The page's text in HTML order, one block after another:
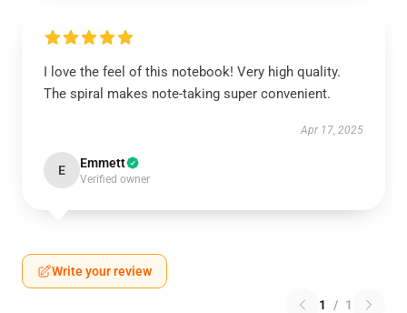
I love the feel of this notebook! Very high quality.
The spiral makes note-taking super convenient.
Apr 17, 2025
E Emmett
Verified owner
Write your review
1 / 1